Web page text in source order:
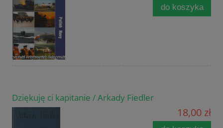
do koszyka
Dziękuję ci kapitanie / Arkady Fiedler
18,00 zł